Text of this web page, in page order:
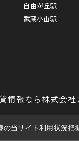
自由が丘駅
武蔵小山駅
情報なら株式会社
の当サイト利用状況